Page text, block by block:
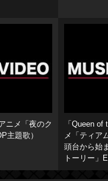
ニメ「夜のク
主題歌）
「Queen
メ「ティア
頭台から始
トーリー」